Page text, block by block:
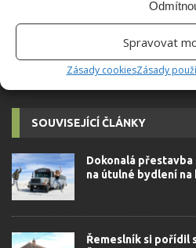
Spravovat
Zásady cookiesZásady
autorovi]
SOUVISEJÍCÍ ČLÁNKY
Dokonalá
na útulné bydlení na
Řemeslník si pořídil